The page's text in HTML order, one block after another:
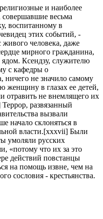
и наиболее
весьма
воспитанному в
этих событий, -
живого человека, даже
мирного гражданина,
ядом. Ксендзу, служителю
с кафедры о
ничего не значило самому
женщину в глазах ее детей,
отравить не внемлящего их
развязанный
вызвали
начало склоняться в
власти.[xxxvii] Были
умоляли русских
«потому что их за это
действий повстанцы
на помощь извне, чем на
сословия - крестьянства.